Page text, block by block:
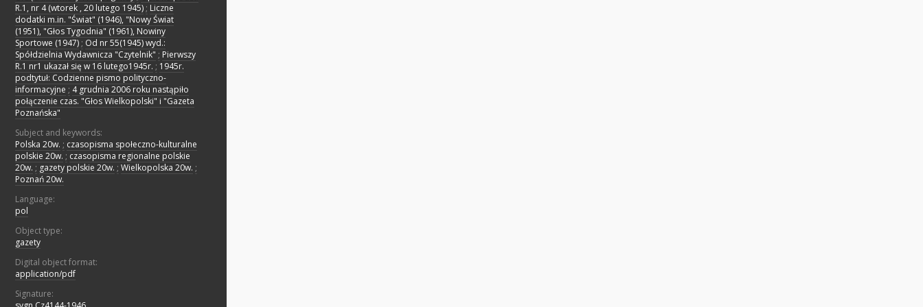
R.1, nr 4 (wtorek , 20 lutego 1945) ; Liczne
dodatki m.in. "Świat" (1946), "Nowy Świat
(1951), "Głos Tygodnia" (1961), Nowiny
Sportowe (1947) ; Od nr 55(1945) wyd.:
Spółdzielnia Wydawnicza "Czytelnik" ; Pierwszy
R.1 nr1 ukazał się w 16 lutego1945r. ; 1945r.
podtytuł: Codzienne pismo polityczno-
informacyjne ; 4 grudnia 2006 roku nastąpiło
połączenie czas. "Głos Wielkopolski" i "Gazeta
Poznańska"
Subject and keywords:
Polska 20w. ; czasopisma społeczno-kulturalne
polskie 20w. ; czasopisma regionalne polskie
20w. ; gazety polskie 20w. ; Wielkopolska 20w. ;
Poznań 20w.
Language:
pol
Object type:
gazety
Digital object format:
application/pdf
Signature: